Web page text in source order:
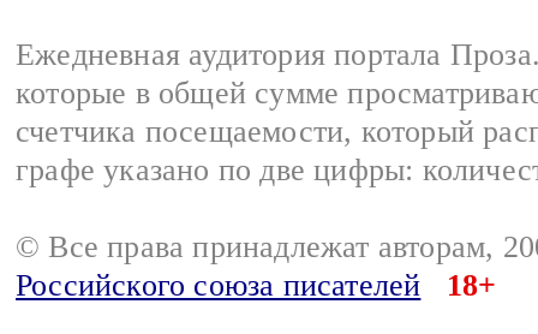
Ежедневная аудитория портала
которые в общей сумме
счетчика посещаемости, который
графе указано по две цифры:
© Все права принадлежат авторам,
Российского союза писателей
18+